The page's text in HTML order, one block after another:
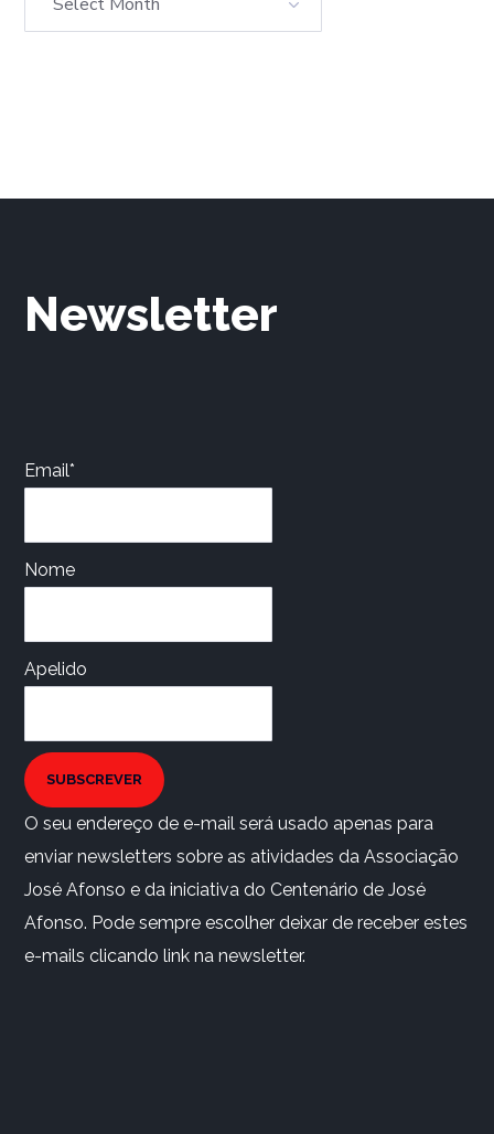
Newsletter
Email*
Nome
Apelido
SUBSCREVER
O seu endereço de e-mail será usado apenas para
enviar newsletters sobre as atividades da Associação
José Afonso e da iniciativa do Centenário de José
Afonso. Pode sempre escolher deixar de receber estes
e-mails clicando link na newsletter.